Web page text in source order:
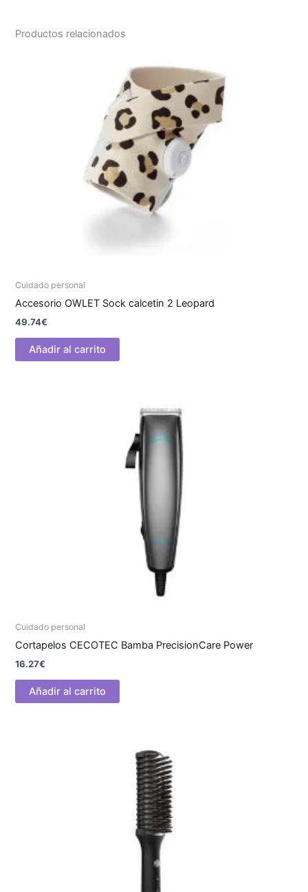
Productos relacionados
Cuidado personal
Accesorio OWLET Sock calcetin 2 Leopard
49.74€
Añadir al carrito
Cuidado personal
Cortapelos CECOTEC Bamba PrecisionCare Power
16.27€
Añadir al carrito